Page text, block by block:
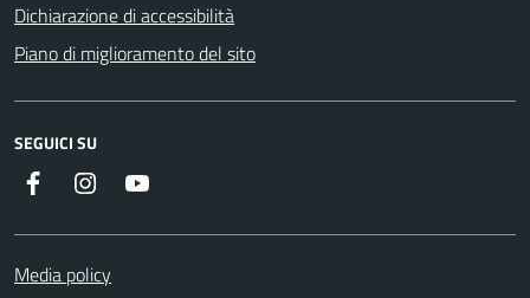
Dichiarazione di accessibilità
Piano di miglioramento del sito
SEGUICI SU
Facebook Instagram
Media policy